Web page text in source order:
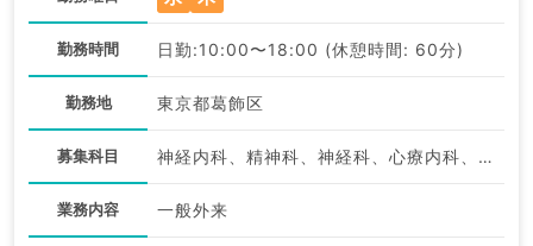
勤務時間 日勤:10:00〜18:00 (休憩時間: 60分)
勤務地 東京都葛飾区
募集科目 神経内科、精神科、神経科、心療内科、アレルギー科、リウマチ科、小児科、整形外科、形成外科、美容外科、脳神経外科、呼吸器外科、心臓血管外科、小児外科、皮膚科、泌尿器科、産婦人科、産科、婦人科、眼科、耳鼻咽喉科、気管食道科、放射線科、リハビリテーション科、麻酔科、ペインクリニック、人工透析科、緩和ケア科、一般内科、循環器内科、呼吸器内科、消化器内科、内分泌・代謝内科、腎臓内科、老年内科、血液内科、外科系全般、一般外科、消化器外科、乳腺外科、総合診療科、美容皮膚科、健診・人間ドック、救急科・ＩＣＵ、病理科、基礎医学系、膠原病科、スポーツ整形外科、大腸・肛門外科、その他、産業医、科目不問
業務内容 一般外来